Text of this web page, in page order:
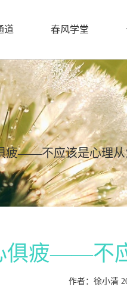
道 春风学堂
疲——不应该是心理从
俱疲——不
作者：徐小清